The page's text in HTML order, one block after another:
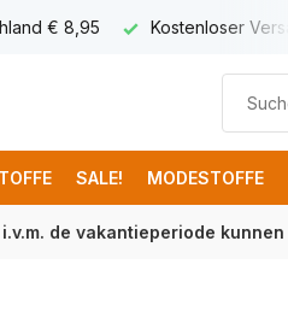
€ 8,95 Kostenloser
SALE! MODESTOFFE
i.v.m. de vakantieperiode kunnen